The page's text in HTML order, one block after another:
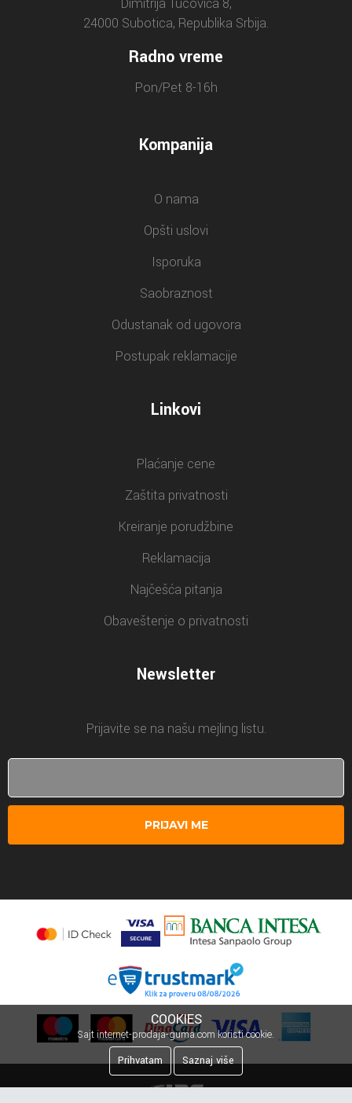
24000 Subotica, Republika Srbija.
Radno vreme
Pon/Pet 8-16h
Kompanija
O nama
Opšti uslovi
Isporuka
Saobraznost
Odustanak od ugovora
Postupak reklamacije
Linkovi
Plaćanje cene
Zaštita privatnosti
Kreiranje porudžbine
Reklamacija
Najčešća pitanja
Obaveštenje o privatnosti
Newsletter
Prijavite se na našu mejling listu.
PRIJAVI ME
COOKIES
Sajt internet-prodaja-guma.com koristi cookie.
Prihvatam
Saznaj više